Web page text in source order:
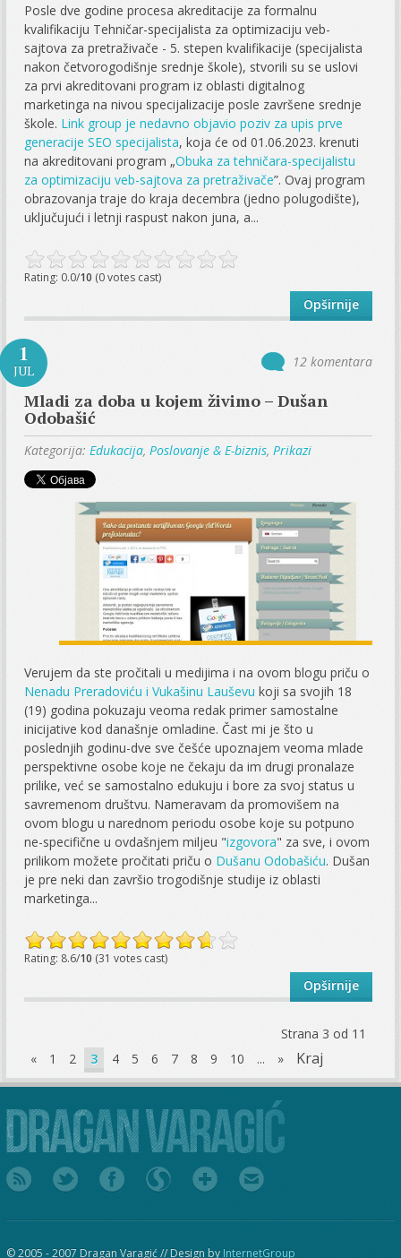
Posle dve godine procesa akreditacije za formalnu
kvalifikaciju Tehničar-specijalista za optimizaciju veb-
sajtova za pretraživače - 5. stepen kvalifikacije (specijalista
nakon četvorogodišnje srednje škole), stvorili su se uslovi
za prvi akreditovani program iz oblasti digitalnog
marketinga na nivou specijalizacije posle završene srednje
škole. Link group je nedavno objavio poziv za upis prve
generacije SEO specijalista, koja će od 01.06.2023. krenuti
na akreditovani program „Obuka za tehničara-specijalistu
za optimizaciju veb-sajtova za pretraživače”. Ovaj program
obrazovanja traje do kraja decembra (jedno polugodište),
uključujući i letnji raspust nakon juna, a...
Rating: 0.0/10 (0 votes cast)
Opširnije
1
JUL
12 komentara
Mladi za doba u kojem živimo – Dušan
Odobašić
Kategorija:Edukacija,Poslovanje & E-biznis,Prikazi
Verujem da ste pročitali u medijima i na ovom blogu priču o
Nenadu Preradoviću i Vukašinu Lauševu koji sa svojih 18
(19) godina pokuzaju veoma redak primer samostalne
inicijative kod današnje omladine. Čast mi je što u
poslednjih godinu-dve sve češće upoznajem veoma mlade
perspektivne osobe koje ne čekaju da im drugi pronalaze
prilike, već se samostalno edukuju i bore za svoj status u
savremenom društvu. Nameravam da promovišem na
ovom blogu u narednom periodu osobe koje su potpuno
ne-specifične u ovdašnjem miljeu "izgovora" za sve, i ovom
prilikom možete pročitati priču o Dušanu Odobašiću. Dušan
je pre neki dan završio trogodišnje studije iz oblasti
marketinga...
Rating: 8.6/10 (31 votes cast)
Opširnije
Strana 3 od 11
«
1 2 3 4 5 6 7 8 9 10 ... » Kraj
© 2005 - 2007 Dragan Varagić // Design by InternetGroup